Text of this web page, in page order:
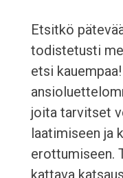
Etsitkö
todistetusti
etsi
joita tarvitset
laatimiseen ja
erottumiseen.
kattava